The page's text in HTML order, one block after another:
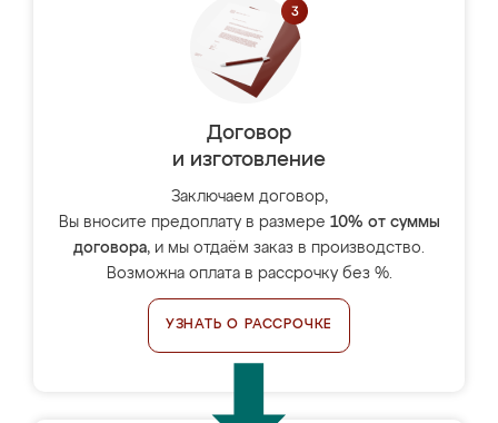
Договор
и изготовление
Заключаем договор,
Вы вносите предоплату в размере 10% от суммы
договора, и мы отдаём заказ в производство.
Возможна оплата в рассрочку без %.
УЗНАТЬ О РАССРОЧКЕ